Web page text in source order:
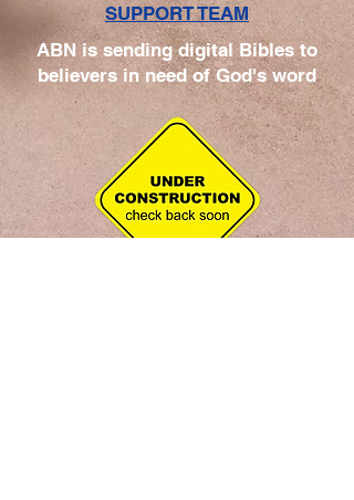
ABN is sending digital Bibles to
believers in need of God's word
SUPPORT TEAM